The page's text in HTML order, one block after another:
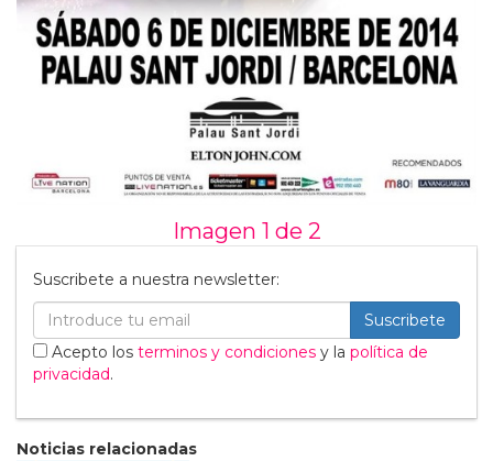
Imagen 1 de 2
Suscribete a nuestra newsletter:
Suscribete
Acepto los terminos y condiciones y la política de
privacidad.
Noticias relacionadas